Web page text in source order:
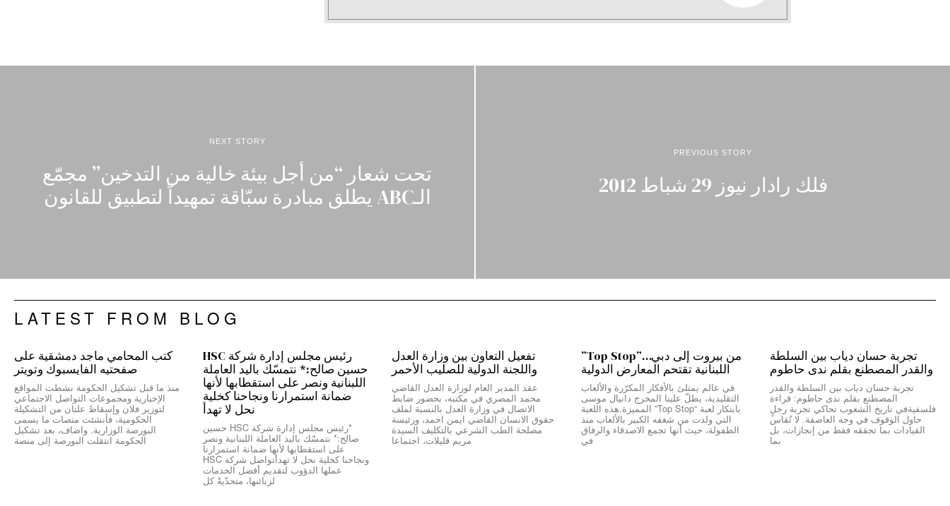
PREVIOUS STORY
فلك رادار نيوز 29 شباط 2012
NEXT STORY
تحت شعار “من أجل بيئة خالية من التدخين” مجمّع
الـABC يطلق مبادرة سبّاقة تمهيداً لتطبيق للقانون
LATEST FROM BLOG
تجربة حسان دياب بين السلطة
والقدر المصطنع بقلم ندى حاطوم
تجربة حسان دياب بين السلطة والقدر
المصطنع بقلم ندى حاطوم: قراءة
فلسفيةفي تاريخ الشعوب تحاكي تجربة رجلٍ
حاول الوقوف في وجه العاصفة. لا تُقاس
القيادات بما تحققه فقط من إنجازات، بل
بما
من بيروت إلى دبي…”Top Stop”
اللبنانية تقتحم المعارض الدولية
في عالم يمتلئ بالأفكار المكرّرة والألعاب
التقليدية، يطلّ علينا المخرج دانيال موسى
بابتكار لعبة “Top Stop” المميزة.هذه اللعبة
التي ولدت من شغفه الكبير بالألعاب منذ
الطفولة، حيث أنها تجمع الاصدقاء والرفاق
في
تفعيل التعاون بين وزارة العدل
واللجنة الدولية للصليب الأحمر
عقد المدير العام لوزارة العدل القاضي
محمد المصري في مكتبه، بحضور ضابط
الاتصال في وزارة العدل بالنسبة لملف
حقوق الانسان القاضي ايمن احمد، ورئيسة
مصلحة الطب الشرعي بالتكليف السيدة
مريم قليلات، اجتماعا
رئيس مجلس إدارة شركة HSC
حسين صالح:* نتمسّك باليد العاملة
اللبنانية ونصر على استقطابها لأنها
ضمانة استمرارنا ونجاحنا كخلية
نحل لا تهدأ
*رئيس مجلس إدارة شركة HSC حسين
صالح:* نتمسّك باليد العاملة اللبنانية ونصر
على استقطابها لأنها ضمانة استمرارنا
ونجاحنا كخلية نحل لا تهدأتواصل شركة HSC
عملها الدؤوب لتقديم أفضل الخدمات
لزبائنها، متحدّيةً كل
كتب المحامي ماجد دمشقية على
صفحتيه الفايسبوك وتويتر
منذ ما قبل تشكيل الحكومة نشطت المواقع
الإخبارية ومجموعات التواصل الاجتماعي
لتوزير فلان وإسقاط علتان من التشكيلة
الحكومية، فأنشئت منصات ما يسمى
البورصة الوزارية. واضاف، بعد تشكيل
الحكومة انتقلت البورصة إلى منصة